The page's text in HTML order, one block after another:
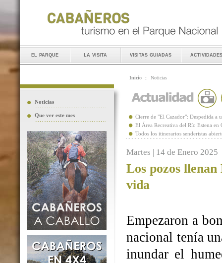
el parque la visita visitas guiadas actividades
Noticias
Que ver este mes
Inicio :: Noticias
Cierre de "El Cazador": Despedida a
El Área Recreativa del Río Estena
Todos los itinerarios senderistas
Martes | 14 de Enero 2025
Los pozos
vida
Empezaron a
nacional tenía
inundar el